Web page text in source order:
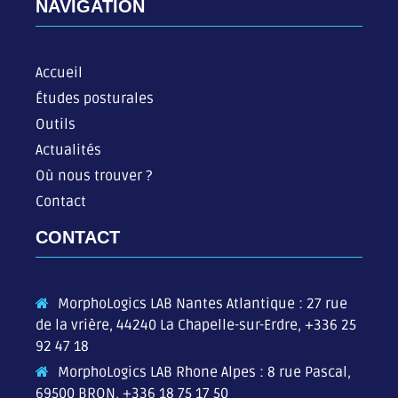
NAVIGATION
Accueil
Études posturales
Outils
Actualités
Où nous trouver ?
Contact
CONTACT
MorphoLogics LAB Nantes Atlantique : 27 rue
de la vrière, 44240 La Chapelle-sur-Erdre, +336 25
92 47 18
MorphoLogics LAB Rhone Alpes : 8 rue Pascal,
69500 BRON, +336 18 75 17 50